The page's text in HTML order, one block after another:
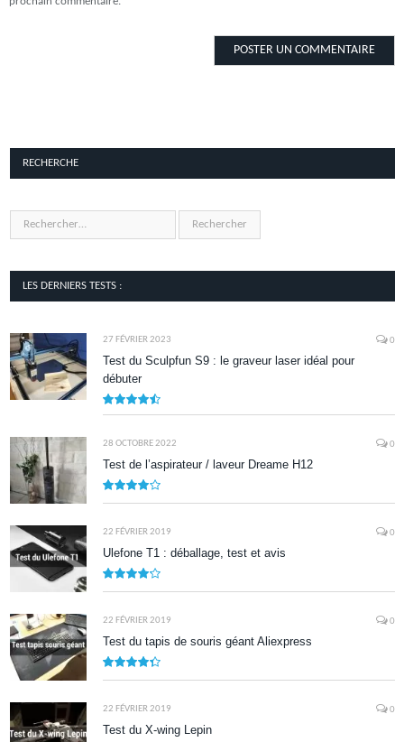
RECHERCHE
LES DERNIERS TESTS :
27 FÉVRIER 2023 0
Test du Sculpfun S9 : le graveur laser idéal pour
débuter
28 OCTOBRE 2022 0
Test de l’aspirateur / laveur Dreame H12
22 FÉVRIER 2019 0
Ulefone T1 : déballage, test et avis
22 FÉVRIER 2019 0
Test du tapis de souris géant Aliexpress
22 FÉVRIER 2019 0
Test du X-wing Lepin